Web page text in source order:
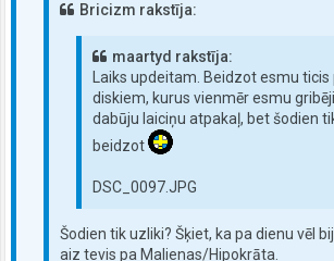
Bricizm rakstīja:
maartyd rakstīja:
Laiks updeitam. Beidzot esmu
diskiem, kurus vienmēr esmu
dabūju laiciņu atpakaļ, bet šodien
beidzot
DSC_0097.JPG
Šodien tik uzliki? Šķiet, ka pa dienu vēl
aiz tevis pa Malienas/Hipokrāta.